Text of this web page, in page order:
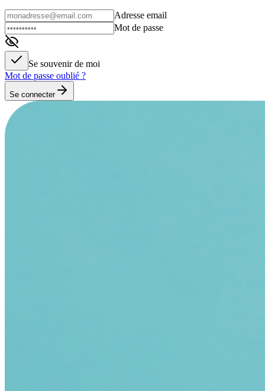
Adresse email
Mot de passe
Se souvenir de moi
Mot de passe oublié ?
Se connecter